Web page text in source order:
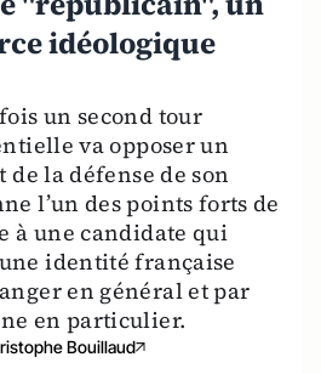
idéologique
un second tour
va opposer un
la défense de son
l’un des points forts de
à une candidate qui
identité française
en général et par
en particulier.
Bouillaud